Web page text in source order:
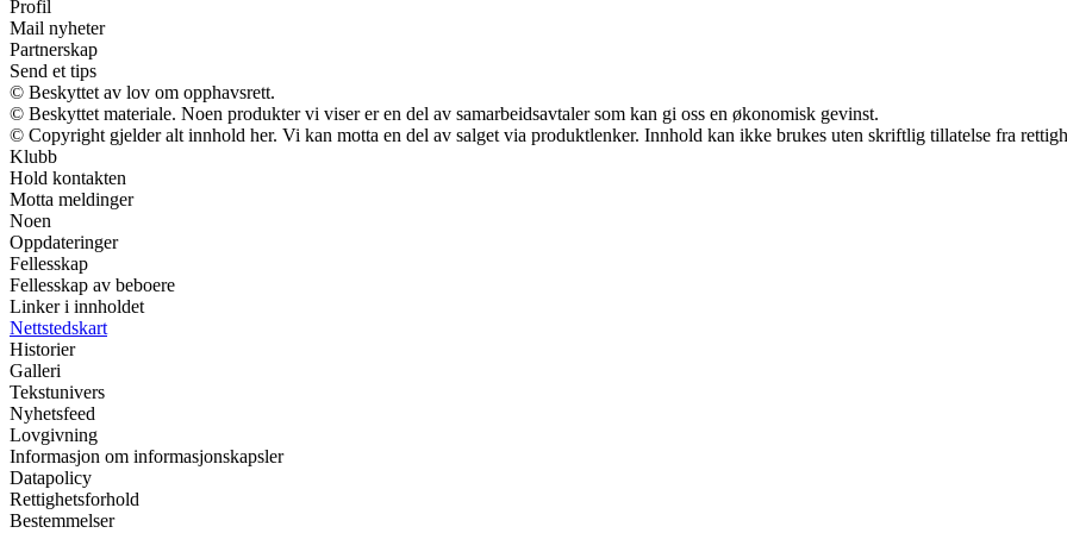
Profil
Mail nyheter
Partnerskap
Send et tips
© Beskyttet av lov om opphavsrett.
© Beskyttet materiale. Noen produkter vi viser er en del av samarbeidsavtaler som kan gi oss en økonomisk gevinst.
© Copyright gjelder alt innhold her. Vi kan motta en del av salget via produktlenker. Innhold kan ikke brukes uten skriftlig tillatelse fra
Klubb
Hold kontakten
Motta meldinger
Noen
Oppdateringer
Fellesskap
Fellesskap av beboere
Linker i innholdet
Nettstedskart
Historier
Galleri
Tekstunivers
Nyhetsfeed
Lovgivning
Informasjon om informasjonskapsler
Datapolicy
Rettighetsforhold
Bestemmelser